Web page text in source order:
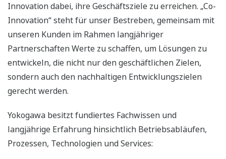
Innovation dabei, ihre Geschäftsziele zu erreichen. „Co-
Innovation“ steht für unser Bestreben, gemeinsam mit
unseren Kunden im Rahmen langjähriger
Partnerschaften Werte zu schaffen, um Lösungen zu
entwickeln, die nicht nur den geschäftlichen Zielen,
sondern auch den nachhaltigen Entwicklungszielen
gerecht werden.
Yokogawa besitzt fundiertes Fachwissen und
langjährige Erfahrung hinsichtlich Betriebsabläufen,
Prozessen, Technologien und Services: